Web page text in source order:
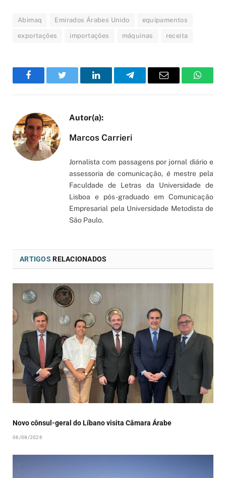
Abimaq Emirados Árabes Unido equipamentos
exportações importações máquinas receita
FacebookTwitter LinkedInTelegramEmail
Marcos Carrieri
Jornalista com passagens por jornal diário e
assessoria de comunicação, é mestre pela
Faculdade de Letras da Universidade de
Lisboa e pós-graduado em Comunicação
Empresarial pela Universidade Metodista de
São Paulo.
ARTIGOS RELACIONADOS
Novo cônsul-geral do Líbano visita Câmara Árabe
06/08/2026